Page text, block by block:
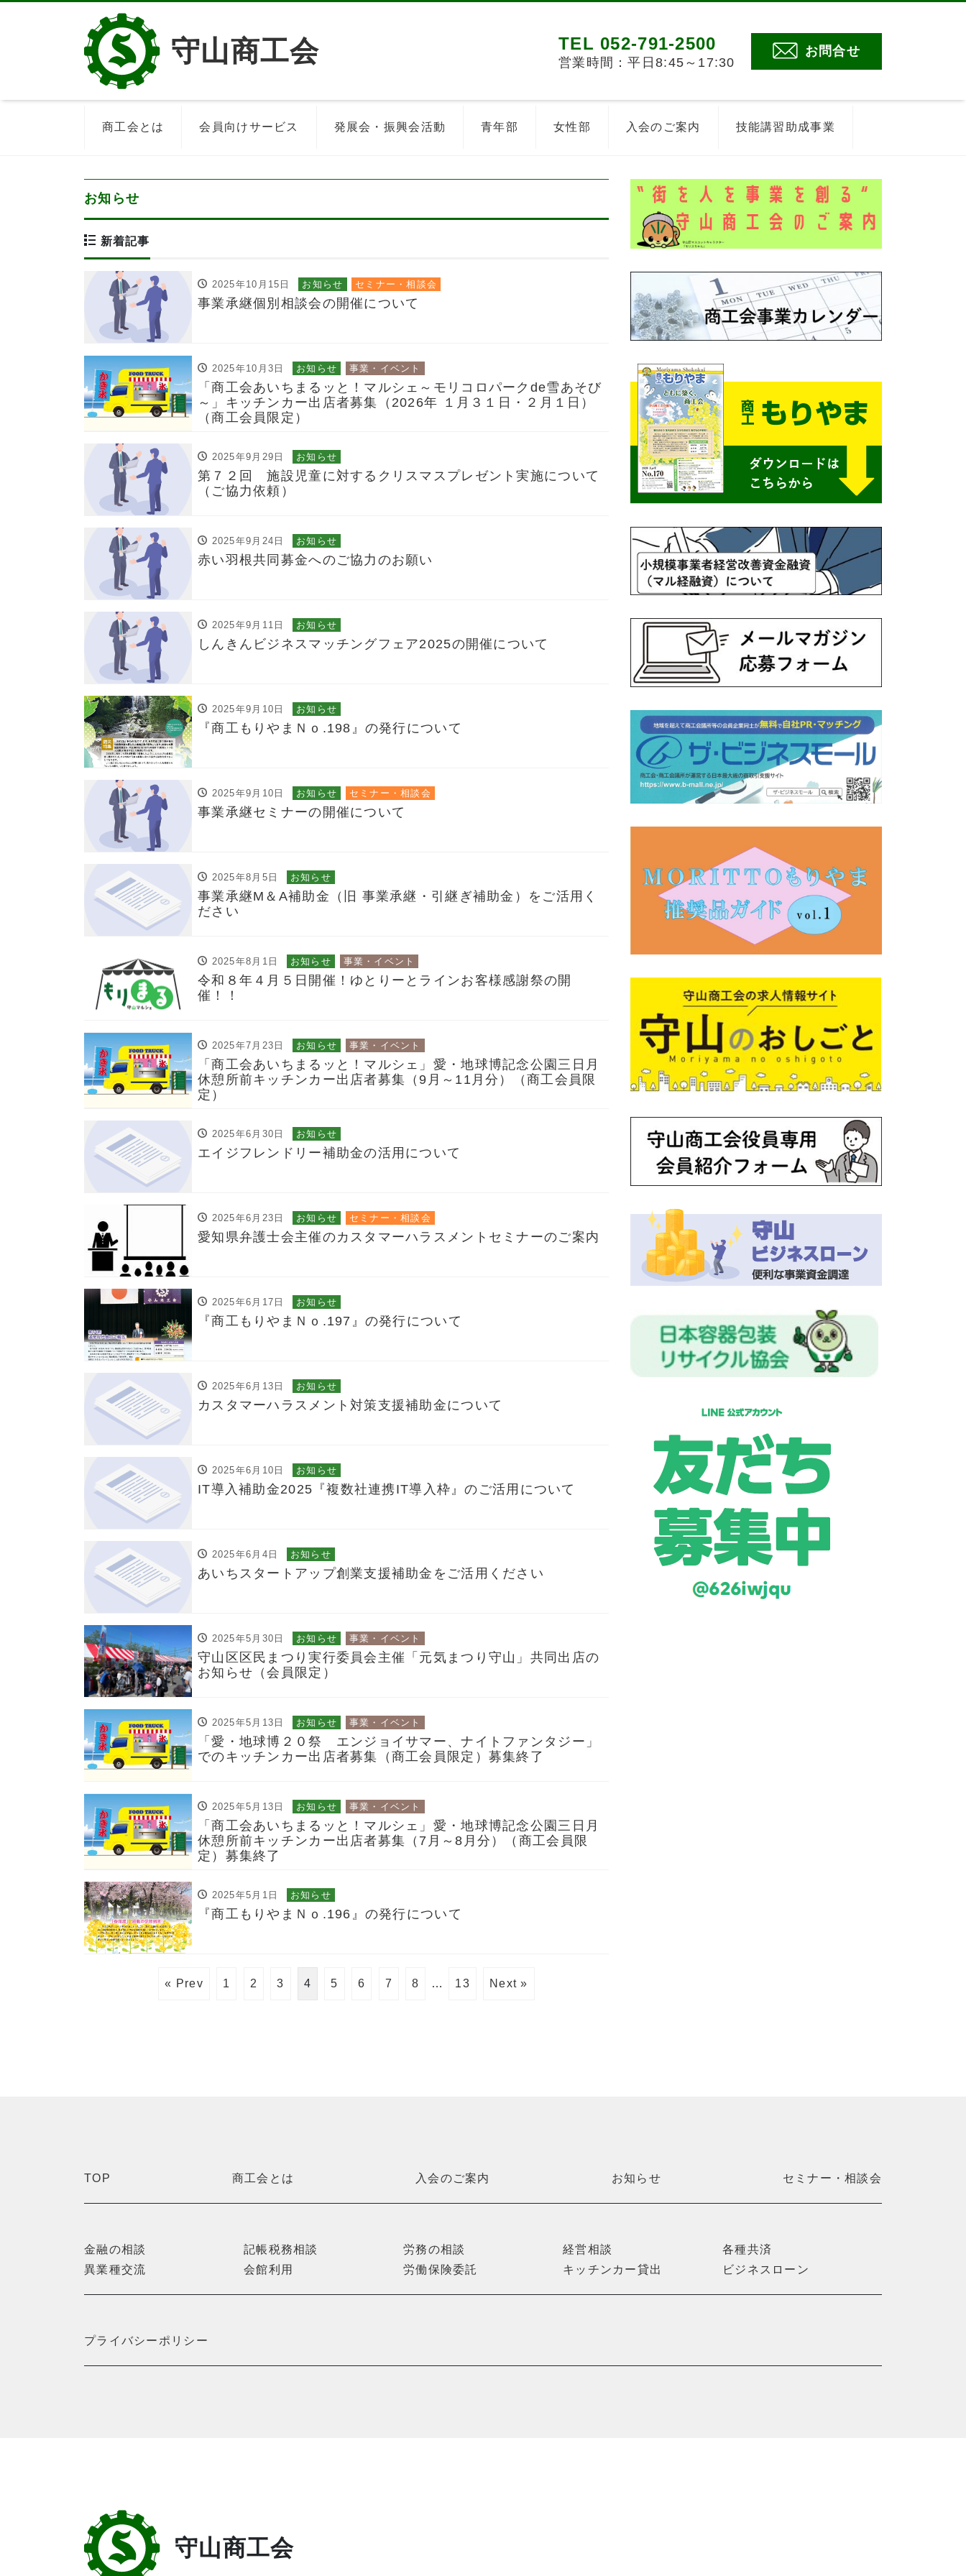
守山商工会 TEL 052-791-2500
営業時間：平日8:45～17:30
お問合せ
商工会とは 会員向けサービス 発展会・振興会活動 青年部 女性部 入会のご案内 技能講習助成事業
お知らせ
新着記事
2025年10月15日 お知らせ セミナー・相談会
事業承継個別相談会の開催について
2025年10月3日 お知らせ 事業・イベント
「商工会あいちまるッと！マルシェ～モリコロパークde雪あそび
～」キッチンカー出店者募集（2026年 １月３１日・２月１日）
（商工会員限定）
2025年9月29日 お知らせ
第７２回 施設児童に対するクリスマスプレゼント実施について
（ご協力依頼）
2025年9月24日 お知らせ
赤い羽根共同募金へのご協力のお願い
2025年9月11日 お知らせ
しんきんビジネスマッチングフェア2025の開催について
2025年9月10日 お知らせ
『商工もりやまＮｏ.198』の発行について
2025年9月10日 お知らせ セミナー・相談会
事業承継セミナーの開催について
2025年8月5日 お知らせ
事業承継M＆A補助金（旧 事業承継・引継ぎ補助金）をご活用く
ださい
2025年8月1日 お知らせ 事業・イベント
令和８年４月５日開催！ゆとりーとラインお客様感謝祭の開
催！！
2025年7月23日 お知らせ 事業・イベント
「商工会あいちまるッと！マルシェ」愛・地球博記念公園三日月
休憩所前キッチンカー出店者募集（9月～11月分）（商工会員限
定）
2025年6月30日 お知らせ
エイジフレンドリー補助金の活用について
2025年6月23日 お知らせ セミナー・相談会
愛知県弁護士会主催のカスタマーハラスメントセミナーのご案内
2025年6月17日 お知らせ
『商工もりやまＮｏ.197』の発行について
2025年6月13日 お知らせ
カスタマーハラスメント対策支援補助金について
2025年6月10日 お知らせ
IT導入補助金2025『複数社連携IT導入枠』のご活用について
2025年6月4日 お知らせ
あいちスタートアップ創業支援補助金をご活用ください
2025年5月30日 お知らせ 事業・イベント
守山区区民まつり実行委員会主催「元気まつり守山」共同出店の
お知らせ（会員限定）
2025年5月13日 お知らせ 事業・イベント
「愛・地球博２０祭 エンジョイサマー、ナイトファンタジー」
でのキッチンカー出店者募集（商工会員限定）募集終了
2025年5月13日 お知らせ 事業・イベント
「商工会あいちまるッと！マルシェ」愛・地球博記念公園三日月
休憩所前キッチンカー出店者募集（7月～8月分）（商工会員限
定）募集終了
2025年5月1日 お知らせ
『商工もりやまＮｏ.196』の発行について
« Prev 1 2 3 4 5 6 7 8 … 13 Next »
TOP 商工会とは 入会のご案内 お知らせ セミナー・相談会
金融の相談 記帳税務相談 労務の相談 経営相談
各種共済
異業種交流
会館利用 労働保険委託 キッチンカー貸出 ビジネスローン
プライバシーポリシー
守山商工会